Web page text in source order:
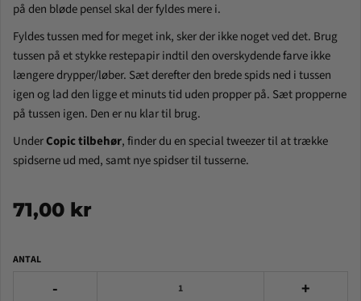
på den bløde pensel skal der fyldes mere i.
Fyldes tussen med for meget ink, sker der ikke noget ved det. Brug
tussen på et stykke restepapir indtil den overskydende farve ikke
længere drypper/løber. Sæt derefter den brede spids ned i tussen
igen og lad den ligge et minuts tid uden propper på. Sæt propperne
på tussen igen. Den er nu klar til brug.
UnderCopic tilbehør, finder du en special tweezer til at trække
spidserne ud med, samt nye spidser til tusserne.
71,00 kr
ANTAL
- +